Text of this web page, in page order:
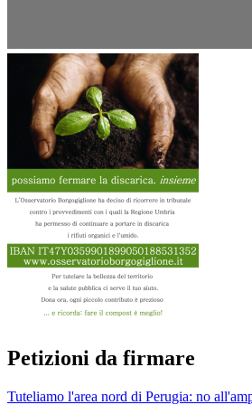
Petizioni da firmare
Tuteliamo l'area nord di Perugia: no